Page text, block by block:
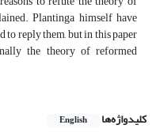
Plantinga himself have
to reply them, but in this paper
the theory of reformed
کلیدواژه‌ها English